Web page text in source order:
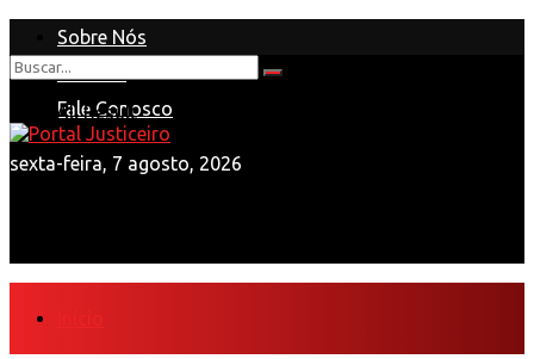
Sobre Nós
Anuncie
Fale Conosco
sexta-feira, 7 agosto, 2026
View All Result